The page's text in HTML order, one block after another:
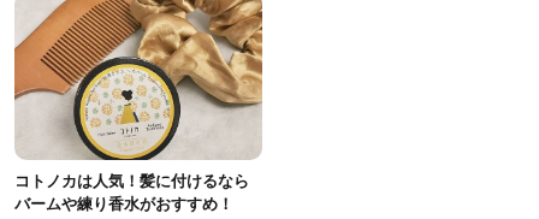
コトノカは人気！髪に付けるなら
バームや練り香水がおすすめ！